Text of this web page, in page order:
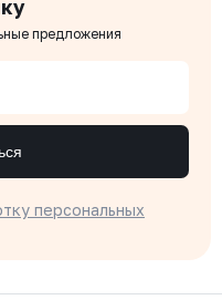
предложения
персональных